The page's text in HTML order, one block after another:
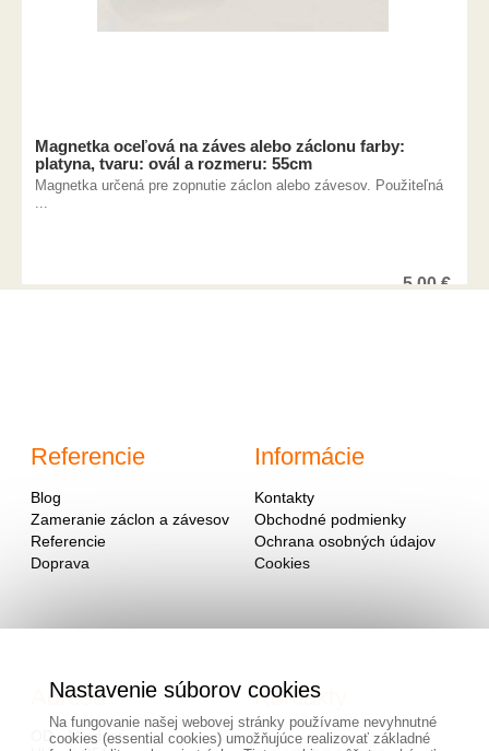
Magnetka oceľová na záves alebo záclonu farby:
platyna, tvaru: ovál a rozmeru: 55cm
Magnetka určená pre zopnutie záclon alebo závesov. Použiteľná
...
5,00€
Referencie
Blog
Zameranie záclon a závesov
Referencie
Doprava
Informácie
Kontakty
Obchodné podmienky
Ochrana osobných údajov
Cookies
Adresa
OD - Mladosť
Kontakty
Nastavenie súborov cookies
Na fungovanie našej webovej stránky používame nevyhnutné
cookies (essential cookies) umožňujúce realizovať základné